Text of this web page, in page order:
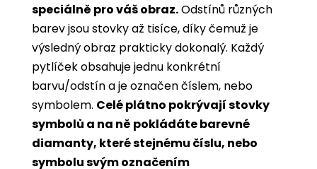
speciálně pro váš obraz.Odstínů různých
barev jsou stovky až tisíce, díky čemuž je
výsledný obraz prakticky dokonalý. Každý
pytlíček obsahuje jednu konkrétní
barvu/odstín a je označen číslem, nebo
symbolem. Celé plátno pokrývají stovky
symbolů a na ně pokládáte barevné
diamanty, které stejnému číslu, nebo
symbolu svým označením